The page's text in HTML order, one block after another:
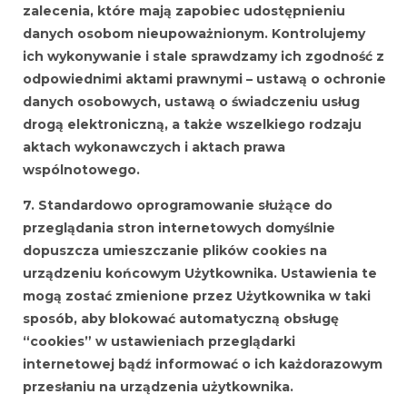
zalecenia, które mają zapobiec udostępnieniu
danych osobom nieupoważnionym. Kontrolujemy
ich wykonywanie i stale sprawdzamy ich zgodność z
odpowiednimi aktami prawnymi – ustawą o ochronie
danych osobowych, ustawą o świadczeniu usług
drogą elektroniczną, a także wszelkiego rodzaju
aktach wykonawczych i aktach prawa
wspólnotowego.
7. Standardowo oprogramowanie służące do
przeglądania stron internetowych domyślnie
dopuszcza umieszczanie plików cookies na
urządzeniu końcowym Użytkownika. Ustawienia te
mogą zostać zmienione przez Użytkownika w taki
sposób, aby blokować automatyczną obsługę
“cookies” w ustawieniach przeglądarki
internetowej bądź informować o ich każdorazowym
przesłaniu na urządzenia użytkownika.